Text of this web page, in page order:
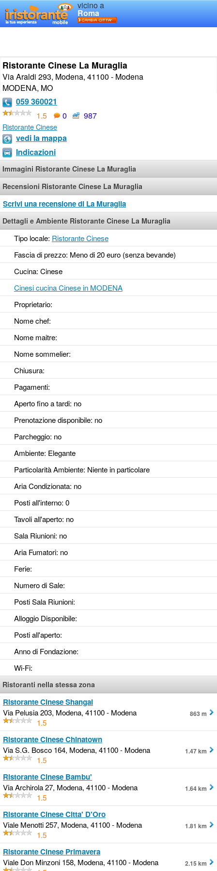
vicino a
Roma
Ristorante Cinese La Muraglia
Via Araldi 293, Modena, 41100 - Modena
MODENA, MO
059 360021
1.5
0 987
Ristorante Cinese
vedi la mappa
Indicazioni
Immagini Ristorante Cinese La Muraglia
Recensioni Ristorante Cinese La Muraglia
Scrivi una recensione di La Muraglia
Dettagli e Ambiente Ristorante Cinese La Muraglia
Tipo locale: Ristorante Cinese
Fascia di prezzo: Meno di 20 euro (senza bevande)
Cucina: Cinese
Cinesi cucina Cinese in MODENA
Proprietario:
Nome chef:
Nome maitre:
Nome sommelier:
Chiusura:
Pagamenti:
Aperto fino a tardi: no
Prenotazione disponibile: no
Parcheggio: no
Ambiente: Elegante
Particolarità Ambiente: Niente in particolare
Aria Condizionata: no
Posti all'interno: 0
Tavoli all'aperto: no
Sala Riunioni: no
Aria Fumatori: no
Ferie:
Numero di Sale:
Posti Sala Riunioni:
Alloggio Disponibile:
Posti all'aperto:
Anno di Fondazione:
Wi-Fi:
Ristoranti nella stessa zona
Ristorante Cinese Shangai
Via Pelusia 203, Modena, 41100 - Modena
1.5
863 m
Ristorante Cinese Chinatown
Via S.G. Bosco 164, Modena, 41100 - Modena
1.5
1.47 km
Ristorante Cinese Bambu'
Via Archirola 27, Modena, 41100 - Modena
1.5
1.64 km
Ristorante Cinese Citta' D'Oro
Viale Menotti 257, Modena, 41100 - Modena
1.5
1.81 km
Ristorante Cinese Primavera
Viale Don Minzoni 158, Modena, 41100 - Modena
2.15 km